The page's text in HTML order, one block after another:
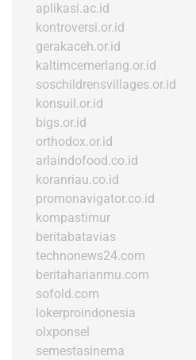
aplikasi.ac.id
kontroversi.or.id
gerakaceh.or.id
kaltimcemerlang.or.id
soschildrensvillages.or.id
konsuil.or.id
bigs.or.id
orthodox.or.id
arlaindofood.co.id
koranriau.co.id
promonavigator.co.id
kompastimur
beritabatavias
technonews24.com
beritaharianmu.com
sofold.com
lokerproindonesia
olxponsel
semestasinema